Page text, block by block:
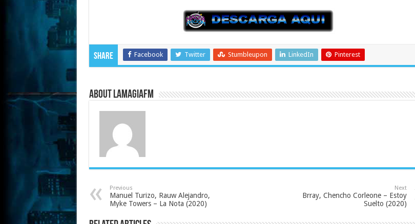
Share Facebook Twitter Stumbleupon LinkedIn Pinterest
About LaMagiaFM
Previous
Manuel Turizo, Rauw Alejandro,
Myke Towers – La Nota (2020)
Next
Brray, Chencho Corleone – Estoy
Suelto (2020)